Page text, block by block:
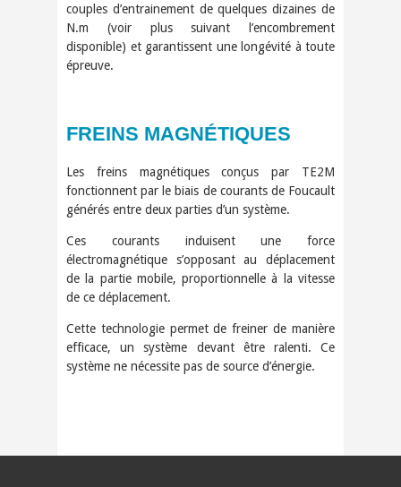
couples d’entrainement de quelques dizaines de
N.m (voir plus suivant l’encombrement
disponible) et garantissent une longévité à toute
épreuve.
FREINS MAGNÉTIQUES
Les freins magnétiques conçus par TE2M
fonctionnent par le biais de courants de Foucault
générés entre deux parties d’un système.
Ces courants induisent une force
électromagnétique s’opposant au déplacement
de la partie mobile, proportionnelle à la vitesse
de ce déplacement.
Cette technologie permet de freiner de manière
efficace, un système devant être ralenti. Ce
système ne nécessite pas de source d’énergie.